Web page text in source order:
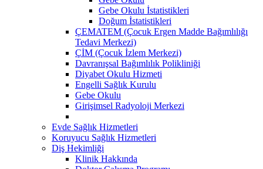
Gebe Okulu İstatistikleri
Doğum İstatistikleri
ÇEMATEM (Çocuk Ergen Madde Bağımlılığı
Tedavi Merkezi)
ÇİM (Çocuk İzlem Merkezi)
Davranışsal Bağımlılık Polikliniği
Diyabet Okulu Hizmeti
Engelli Sağlık Kurulu
Gebe Okulu
Girişimsel Radyoloji Merkezi
Evde Sağlık Hizmetleri
Koruyucu Sağlık Hizmetleri
Diş Hekimliği
Klinik Hakkında